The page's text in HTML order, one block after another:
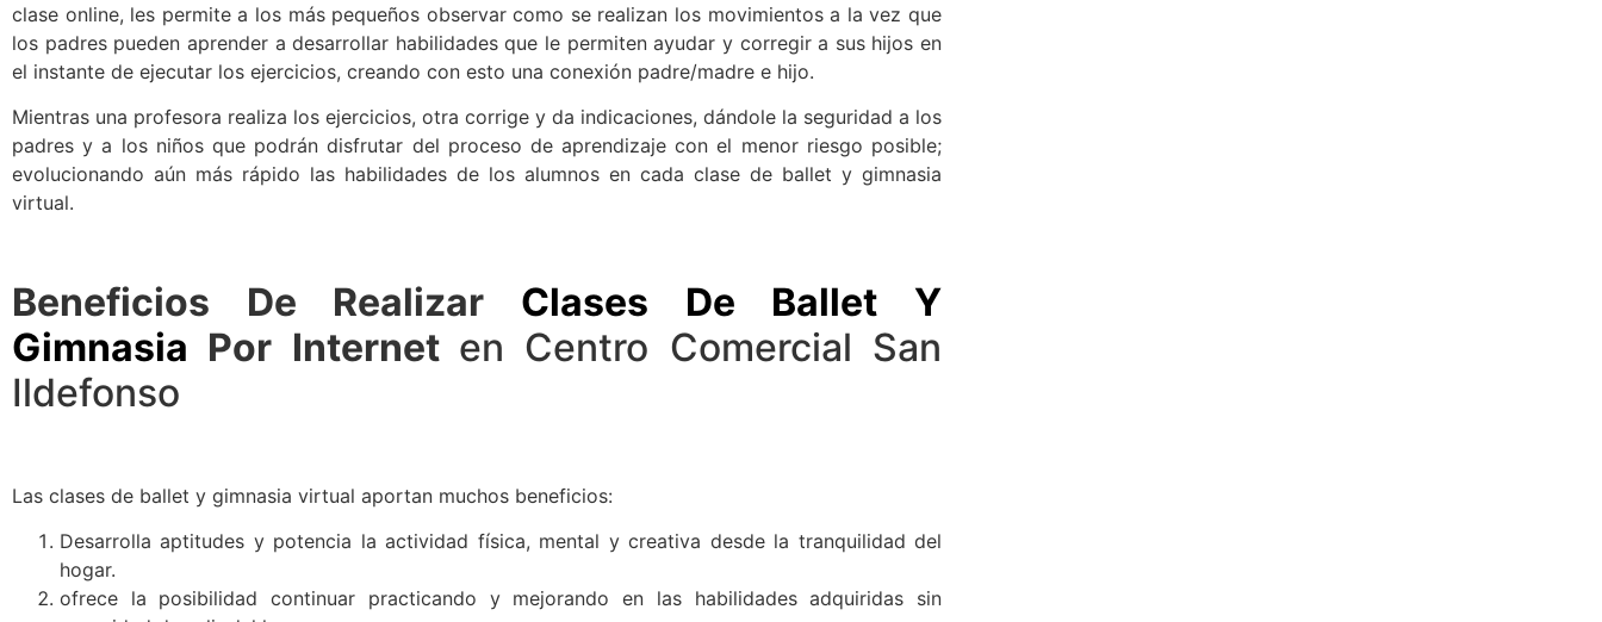
clase online, les permite a los más pequeños observar como se realizan los movimientos a la vez que
los padres pueden aprender a desarrollar habilidades que le permiten ayudar y corregir a sus hijos en
el instante de ejecutar los ejercicios, creando con esto una conexión padre/madre e hijo.
Mientras una profesora realiza los ejercicios, otra corrige y da indicaciones, dándole la seguridad a los
padres y a los niños que podrán disfrutar del proceso de aprendizaje con el menor riesgo posible;
evolucionando aún más rápido las habilidades de los alumnos en cada clase de ballet y gimnasia
virtual.
Beneficios De Realizar Clases De Ballet Y
Gimnasia Por Internet en Centro Comercial San
Ildefonso
Las clases de ballet y gimnasia virtual aportan muchos beneficios:
Desarrolla aptitudes y potencia la actividad física, mental y creativa desde la tranquilidad del
hogar.
ofrece la posibilidad continuar practicando y mejorando en las habilidades adquiridas sin